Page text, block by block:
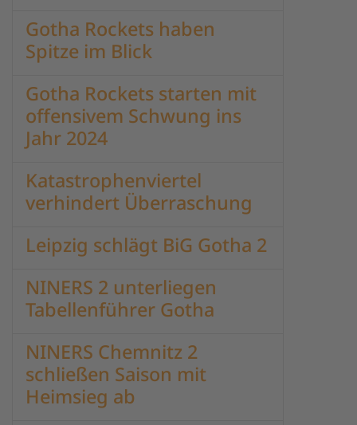
Gotha Rockets haben
Spitze im Blick
Gotha Rockets starten mit
offensivem Schwung ins
Jahr 2024
Katastrophenviertel
verhindert Überraschung
Leipzig schlägt BiG Gotha 2
NINERS 2 unterliegen
Tabellenführer Gotha
NINERS Chemnitz 2
schließen Saison mit
Heimsieg ab